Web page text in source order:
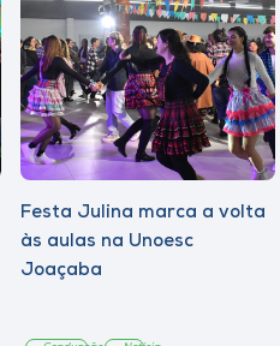
Festa Julina marca a volta
às aulas na Unoesc
Joaçaba